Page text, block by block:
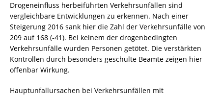
Drogeneinfluss herbeiführten Verkehrsunfällen sind
vergleichbare Entwicklungen zu erkennen. Nach einer
Steigerung 2016 sank hier die Zahl der Verkehrsunfälle von
209 auf 168 (-41). Bei keinem der drogenbedingten
Verkehrsunfälle wurden Personen getötet. Die verstärkten
Kontrollen durch besonders geschulte Beamte zeigen hier
offenbar Wirkung.
Hauptunfallursachen bei Verkehrsunfällen mit